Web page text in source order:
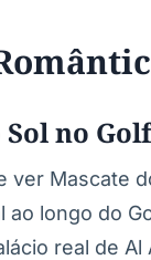
no
ver Mascate
longo do
real de